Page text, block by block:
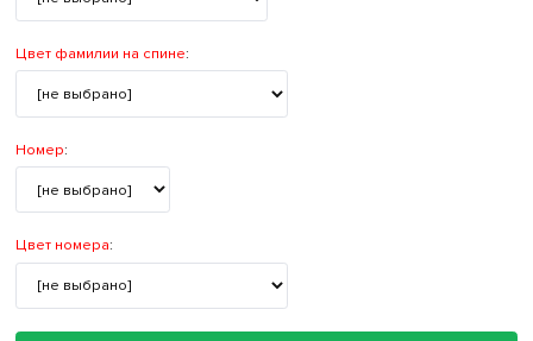
Цвет фамилии на спине:
Номер:
Цвет номера: